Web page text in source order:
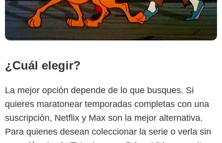
¿Cuál elegir?
La mejor opción depende de lo que busques. Si
quieres maratonear temporadas completas con una
suscripción, Netflix y Max son la mejor alternativa.
Para quienes desean coleccionar la serie o verla sin